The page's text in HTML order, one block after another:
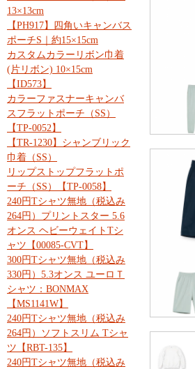
13×13cm
【PH917】四角いキャンバス
ポーチS｜約15×15cm
カスタムカラーリボン巾着
(片リボン) 10×15cm
【ID573】
カラーファスナーキャンバ
スフラットポーチ（SS）
【TP-0052】
【TR-1230】シャンブリック
巾着（SS）
リップストップフラットポ
ーチ（SS）【TP-0058】
240円Tシャツ無地（税込み
264円）プリントスター 5.6
オンス ヘビーウェイトTシ
ャツ【00085-CVT】
300円Tシャツ無地（税込み
330円）5.3オンス ユーロＴ
シャツ：BONMAX
【MS1141W】
240円Tシャツ無地（税込み
264円）ソフトスリム Tシャ
ツ【RBT-135】
240円Tシャツ無地（税込み